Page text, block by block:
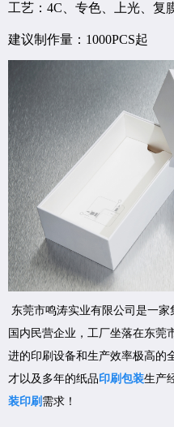
工艺：4C、专色、上光、复
建议制作量：1000PCS起
东莞市鸣涛实业有限公司是一
国内民营企业，工厂坐落在东莞
进的印刷设备和生产效率极高的
才以及多年的纸品印刷包装生产
装印刷 需求！